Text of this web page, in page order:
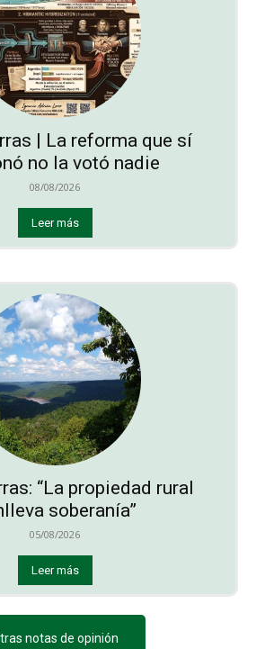
| La reforma que sí
no la votó nadie
08/08/2026
Leer más
“La propiedad rural
soberanía”
05/08/2026
Leer más
notas de opinión